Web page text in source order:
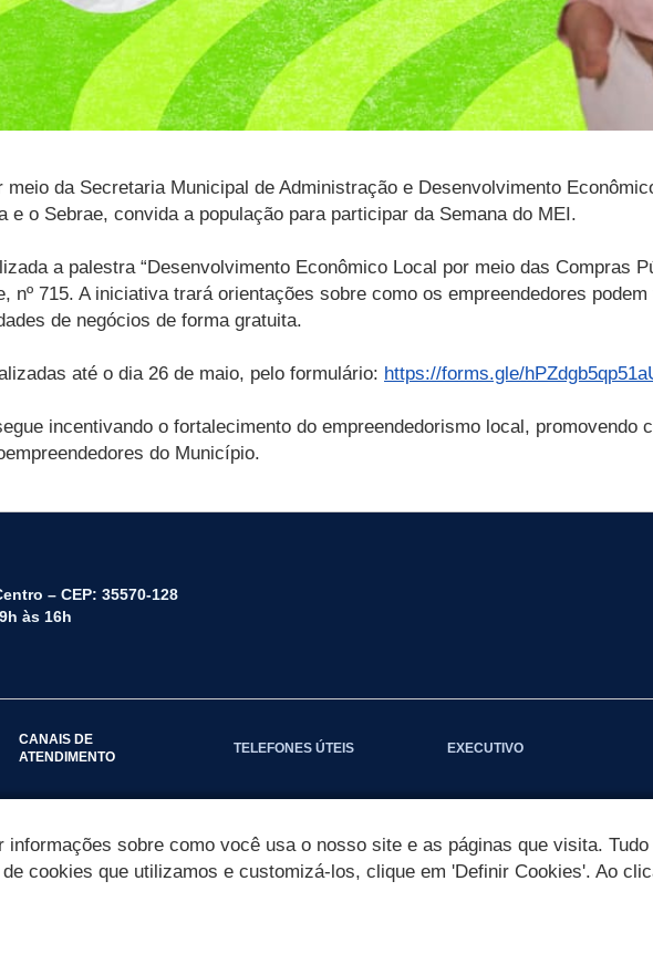
da Secretaria Municipal de Administração e Desenvolvimento
e o Sebrae, convida a população para participar da Semana do MEI.
a palestra “Desenvolvimento Econômico Local por meio das Compras
nº 715. A iniciativa trará orientações sobre como os empreendedores
de negócios de forma gratuita.
até o dia 26 de maio, pelo formulário: https://forms.gle/
incentivando o fortalecimento do empreendedorismo local, promovendo
do Município.
– CEP: 35570-128
às 16h
CANAIS DE
ATENDIMENTO
TELEFONES ÚTEIS EXECUTIVO
informações sobre como você usa o nosso site e as páginas que visita.
cookies que utilizamos e customizá-los, clique em 'Definir Cookies'. Ao